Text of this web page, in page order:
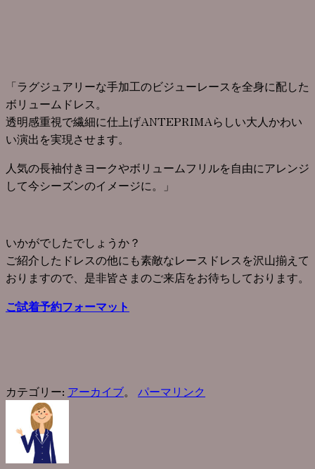
「ラグジュアリーな手加工のビジューレースを全身に配した
ボリュームドレス。
透明感重視で繊細に仕上げANTEPRIMAらしい大人かわい
い演出を実現させます。
人気の長袖付きヨークやボリュームフリルを自由にアレンジ
して今シーズンのイメージに。」
いかがでしたでしょうか？
ご紹介したドレスの他にも素敵なレースドレスを沢山揃えて
おりますので、是非皆さまのご来店をお待ちしております。
ご試着予約フォーマット
カテゴリー: アーカイブ。 パーマリンク